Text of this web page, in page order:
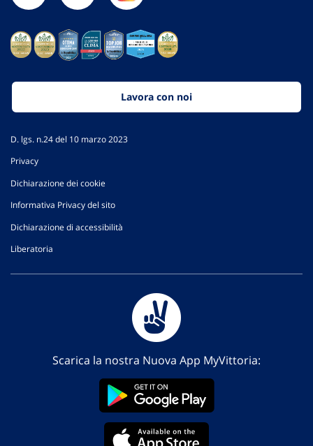
Lavora con noi
D. lgs. n.24 del 10 marzo 2023
Privacy
Dichiarazione dei cookie
Informativa Privacy del sito
Dichiarazione di accessibilità
Liberatoria
Scarica la nostra Nuova App MyVittoria: